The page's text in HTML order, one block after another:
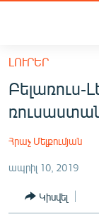
հիմնական
բովանդակությանը
հիմնական
մենյուին
ՀԱՅԱՍՏԱՆ
ԻՐԱՎՈՒՆՔ
ԼՈՒՐԵՐ
Հրաչ Մելքումյան
ապրիլ 10, 2019
Կիսվել